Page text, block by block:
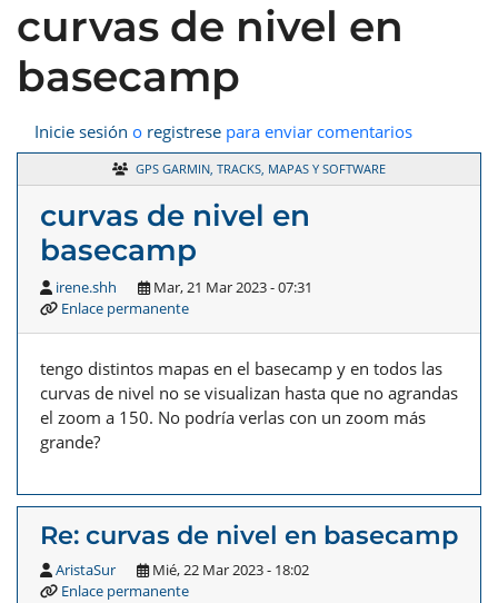
curvas de nivel en
basecamp
Inicie sesión o registrese para enviar comentarios
GPS GARMIN, TRACKS, MAPAS Y SOFTWARE
curvas de nivel en
basecamp
irene.shh
Mar, 21 Mar 2023 - 07:31
Enlace permanente
tengo distintos mapas en el basecamp y en todos las
curvas de nivel no se visualizan hasta que no agrandas
el zoom a 150. No podría verlas con un zoom más
grande?
Re: curvas de nivel en basecamp
AristaSur
Mié, 22 Mar 2023 - 18:02
Enlace permanente